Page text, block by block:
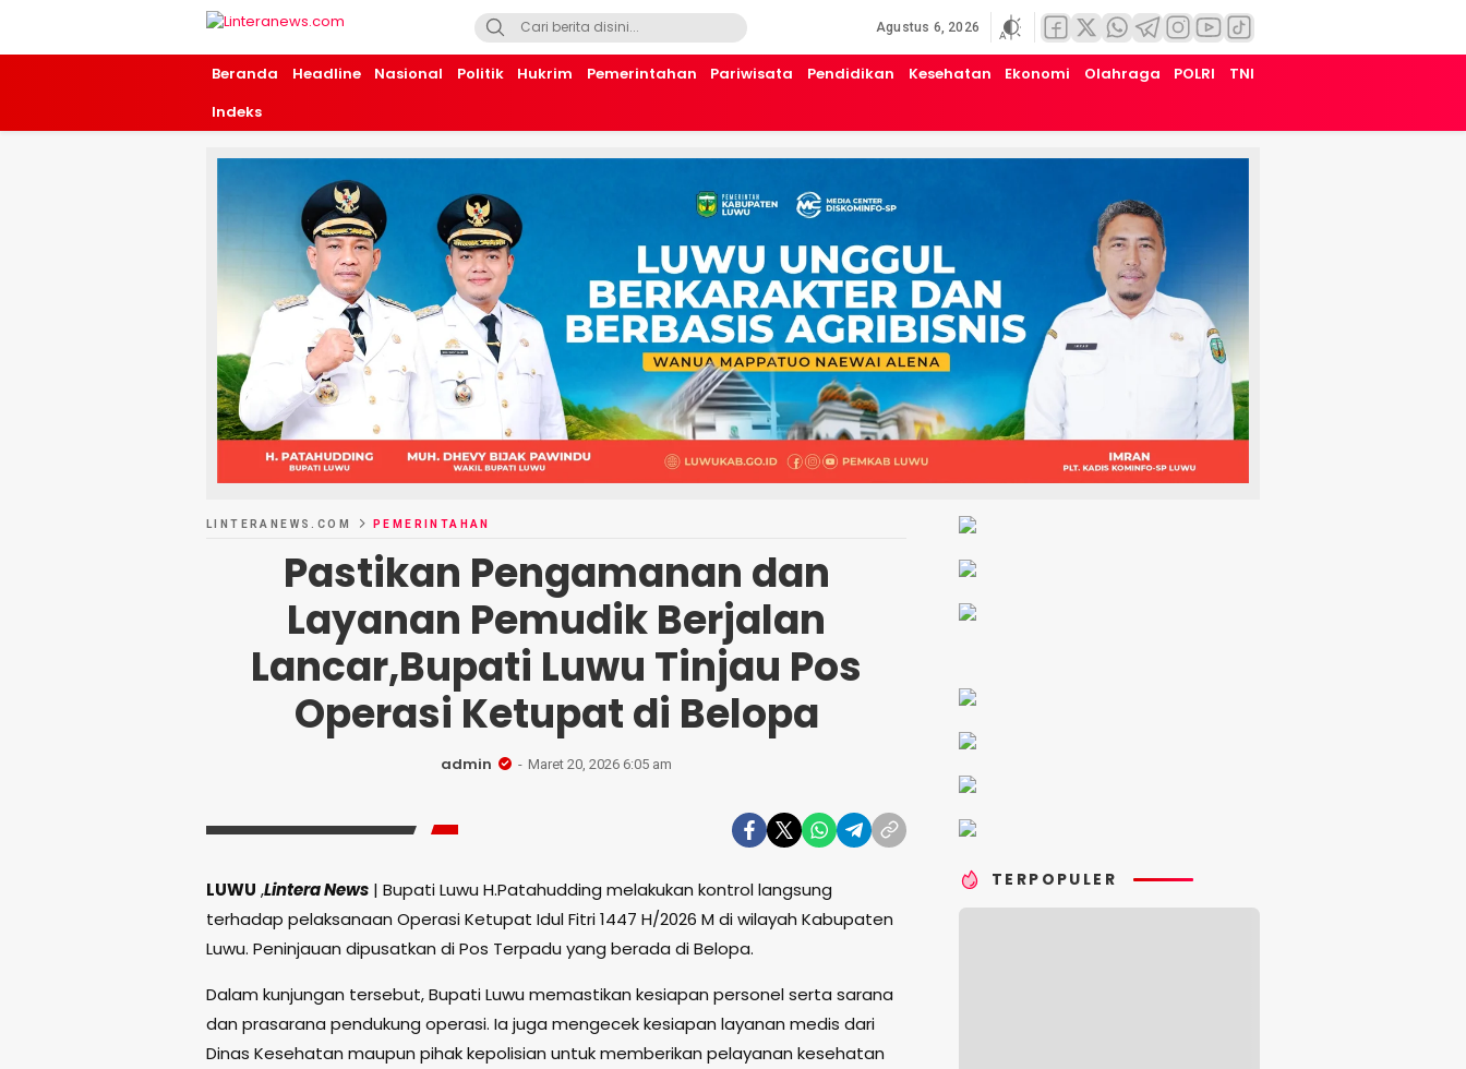
Linteranews.com
Lintas Informasi Tercepat dan Akurat
Agustus 6, 2026
Beranda Headline Nasional Politik Hukrim Pemerintahan Pariwisata Pendidikan Kesehatan Ekonomi Olahraga POLRI
TNI
Indeks
LINTERANEWS.COM PEMERINTAHAN
Pastikan Pengamanan dan
Layanan Pemudik Berjalan
Lancar,Bupati Luwu Tinjau Pos
Operasi Ketupat di Belopa
admin Maret 20, 2026 6:05 am
LUWU ,Lintera News | Bupati Luwu H.Patahudding melakukan kontrol langsung
terhadap pelaksanaan Operasi Ketupat Idul Fitri 1447 H/2026 M di wilayah Kabupaten
Luwu. Peninjauan dipusatkan di Pos Terpadu yang berada di Belopa.
Dalam kunjungan tersebut, Bupati Luwu memastikan kesiapan personel serta sarana
dan prasarana pendukung operasi. Ia juga mengecek kesiapan layanan medis dari
Dinas Kesehatan maupun pihak kepolisian untuk memberikan pelayanan kesehatan
TERPOPULER